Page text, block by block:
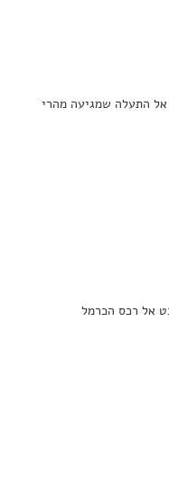
אל התעלה שמגיעה מהרי